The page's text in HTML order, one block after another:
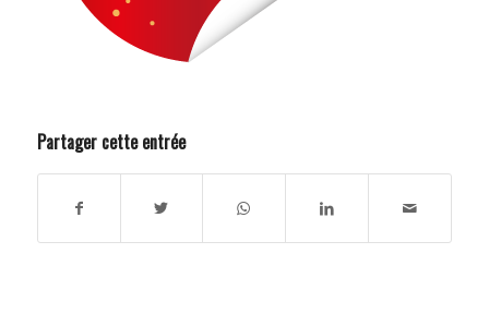
Partager cette entrée